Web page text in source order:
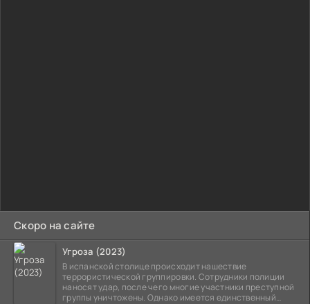
Скоро на сайте
Угроза (2023)
В испанской столице происходит нашествие
террористической группировки. Сотрудники полиции
наносят удар, после чего многие участники преступной
группы уничтожены. Однако имеется единственный